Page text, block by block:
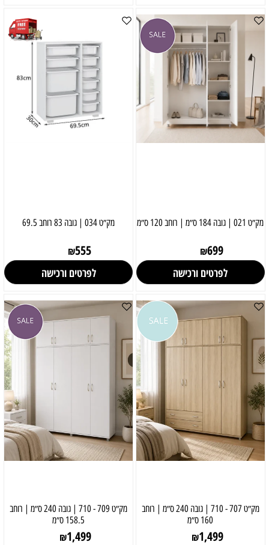
מק״ט 021 | גובה 184 ס״מ | רוחב 120 ס״מ
₪699
לפרטים ורכישה
מק״ט 034 | גובה 83 רוחב 69.5
₪555
לפרטים ורכישה
מק״ט 707 - 710 | גובה 240 ס״מ | רוחב
160 ס״מ
₪1,499
מק״ט 709 - 710 | גובה 240 ס״מ | רוחב
158.5 ס״מ
₪1,499